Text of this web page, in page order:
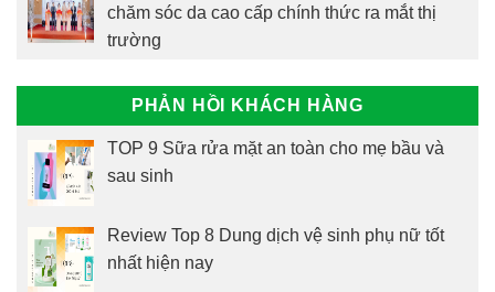
chăm sóc da cao cấp chính thức ra mắt thị
trường
PHẢN HỒI KHÁCH HÀNG
TOP 9 Sữa rửa mặt an toàn cho mẹ bầu và
sau sinh
Review Top 8 Dung dịch vệ sinh phụ nữ tốt
nhất hiện nay